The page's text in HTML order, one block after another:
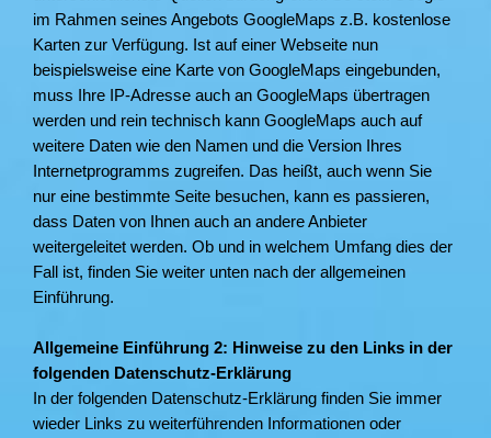
im Rahmen seines Angebots GoogleMaps z.B. kostenlose
Karten zur Verfügung. Ist auf einer Webseite nun
beispielsweise eine Karte von GoogleMaps eingebunden,
muss Ihre IP-Adresse auch an GoogleMaps übertragen
werden und rein technisch kann GoogleMaps auch auf
weitere Daten wie den Namen und die Version Ihres
Internetprogramms zugreifen. Das heißt, auch wenn Sie
nur eine bestimmte Seite besuchen, kann es passieren,
dass Daten von Ihnen auch an andere Anbieter
weitergeleitet werden. Ob und in welchem Umfang dies der
Fall ist, finden Sie weiter unten nach der allgemeinen
Einführung.
Allgemeine Einführung 2: Hinweise zu den Links in der
folgenden Datenschutz-Erklärung
In der folgenden Datenschutz-Erklärung finden Sie immer
wieder Links zu weiterführenden Informationen oder